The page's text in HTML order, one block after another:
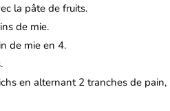
la pâte de fruits.
de mie.
de mie en 4.
en alternant 2 tranches de